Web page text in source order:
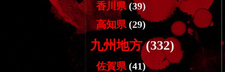
香川県(39)
高知県(29)
九州地方(332)
佐賀県 (41)